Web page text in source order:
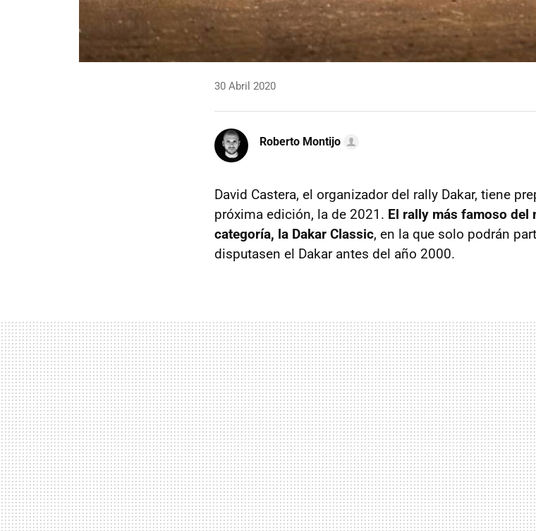
30 Abril 2020
Roberto Montijo
David Castera, el organizador del rally Dakar, tiene
próxima edición, la de 2021. El rally más famoso del
categoría, la Dakar Classic, en la que solo podrán
disputasen el Dakar antes del año 2000.